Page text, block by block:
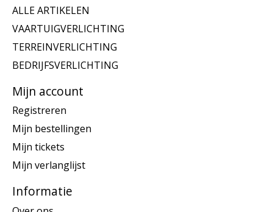
ALLE ARTIKELEN
VAARTUIGVERLICHTING
TERREINVERLICHTING
BEDRIJFSVERLICHTING
Mijn account
Registreren
Mijn bestellingen
Mijn tickets
Mijn verlanglijst
Informatie